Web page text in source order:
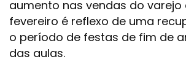
aumento nas vendas do varejo
fevereiro é reflexo de uma
o período de festas de fim de
das aulas.